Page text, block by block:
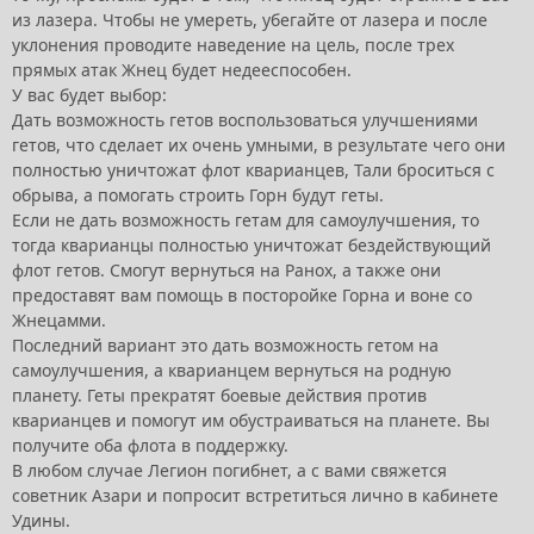
из лазера. Чтобы не умереть, убегайте от лазера и после
уклонения проводите наведение на цель, после трех
прямых атак Жнец будет недееспособен.
У вас будет выбор:
Дать возможность гетов воспользоваться улучшениями
гетов, что сделает их очень умными, в результате чего они
полностью уничтожат флот кварианцев, Тали броситься с
обрыва, а помогать строить Горн будут геты.
Если не дать возможность гетам для самоулучшения, то
тогда кварианцы полностью уничтожат бездействующий
флот гетов. Смогут вернуться на Ранох, а также они
предоставят вам помощь в посторойке Горна и воне со
Жнецамми.
Последний вариант это дать возможность гетом на
самоулучшения, а кварианцем вернуться на родную
планету. Геты прекратят боевые действия против
кварианцев и помогут им обустраиваться на планете. Вы
получите оба флота в поддержку.
В любом случае Легион погибнет, а с вами свяжется
советник Азари и попросит встретиться лично в кабинете
Удины.